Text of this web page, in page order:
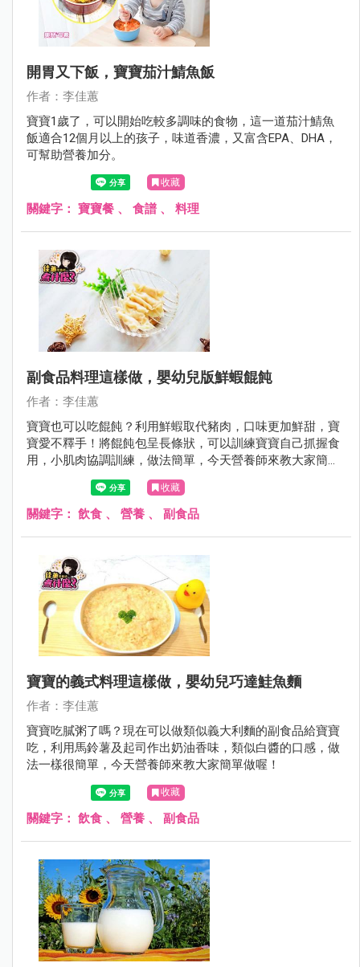
開胃又下飯，寶寶茄汁鯖魚飯
作者：李佳蕙
寶寶1歲了，可以開始吃較多調味的食物，這一道茄汁鯖魚
飯適合12個月以上的孩子，味道香濃，又富含EPA、DHA，
可幫助營養加分。
收藏
關鍵字： 寶寶餐 、 食譜 、 料理
副食品料理這樣做，嬰幼兒版鮮蝦餛飩
作者：李佳蕙
寶寶也可以吃餛飩？利用鮮蝦取代豬肉，口味更加鮮甜，寶
寶愛不釋手！將餛飩包呈長條狀，可以訓練寶寶自己抓握食
用，小肌肉協調訓練，做法簡單，今天營養師來教大家簡單
收藏
關鍵字： 飲食 、 營養 、 副食品
寶寶的義式料理這樣做，嬰幼兒巧達鮭魚麵
作者：李佳蕙
寶寶吃膩粥了嗎？現在可以做類似義大利麵的副食品給寶寶
吃，利用馬鈴薯及起司作出奶油香味，類似白醬的口感，做
法一樣很簡單，今天營養師來教大家簡單做喔！
收藏
關鍵字： 飲食 、 營養 、 副食品